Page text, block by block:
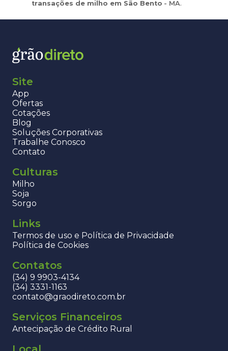
transações de milho em São Bento - MA.
Site
App
Ofertas
Cotações
Blog
Soluções Corporativas
Trabalhe Conosco
Contato
Culturas
Milho
Soja
Sorgo
Links
Termos de uso e Política de Privacidade
Política de Cookies
Contatos
(34) 9 9903-4134
(34) 3331-1163
contato@graodireto.com.br
Serviços Financeiros
Antecipação de Crédito Rural